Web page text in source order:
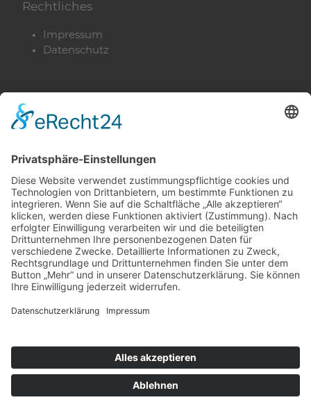
Rechtliches
Impressum
Datenschutz
Privatsphäre-Einstellungen
© Brandenburg und Partner mbB Steuerberater -